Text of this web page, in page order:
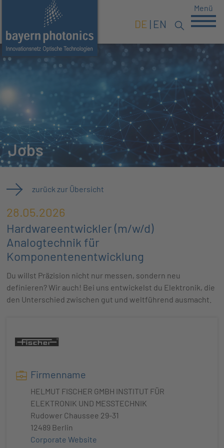
DE EN
Menü
Jobs
zurück zur Übersicht
28.05.2026
Hardwareentwickler (m/w/d)
Analogtechnik für
Komponentenentwicklung
Du willst Präzision nicht nur messen, sondern neu
definieren? Wir auch! Bei uns entwickelst du Elektronik, die
den Unterschied zwischen gut und weltführend ausmacht.
Firmenname
HELMUT FISCHER GMBH INSTITUT FÜR
ELEKTRONIK UND MESSTECHNIK
Rudower Chaussee 29-31
12489 Berlin
Corporate Website